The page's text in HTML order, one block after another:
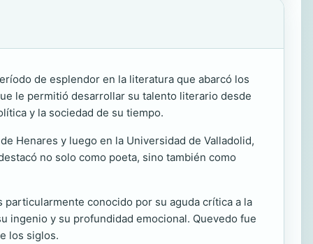
de esplendor en la literatura que abarcó los
le permitió desarrollar su talento literario desde
y la sociedad de su tiempo.
Henares y luego en la Universidad de Valladolid,
no solo como poeta, sino también como
particularmente conocido por su aguda crítica a la
ingenio y su profundidad emocional. Quevedo fue
los siglos.